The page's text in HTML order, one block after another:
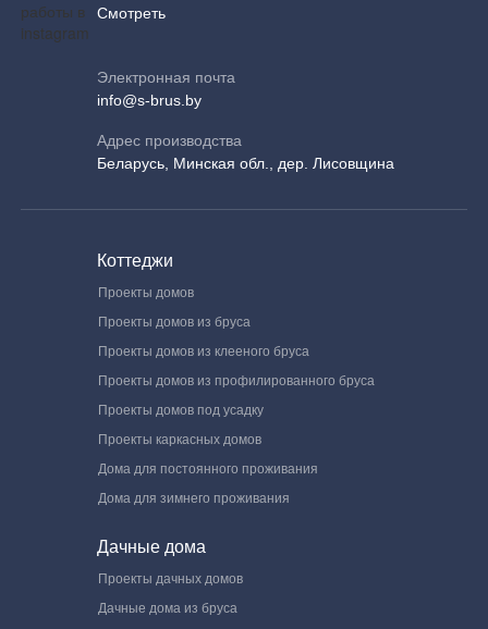
Смотреть
Электронная почта
info@s-brus.by
Адрес производства
Беларусь, Минская обл., дер. Лисовщина
Коттеджи
Проекты домов
Проекты домов из бруса
Проекты домов из клееного бруса
Проекты домов из профилированного бруса
Проекты домов под усадку
Проекты каркасных домов
Дома для постоянного проживания
Дома для зимнего проживания
Дачные дома
Проекты дачных домов
Дачные дома из бруса